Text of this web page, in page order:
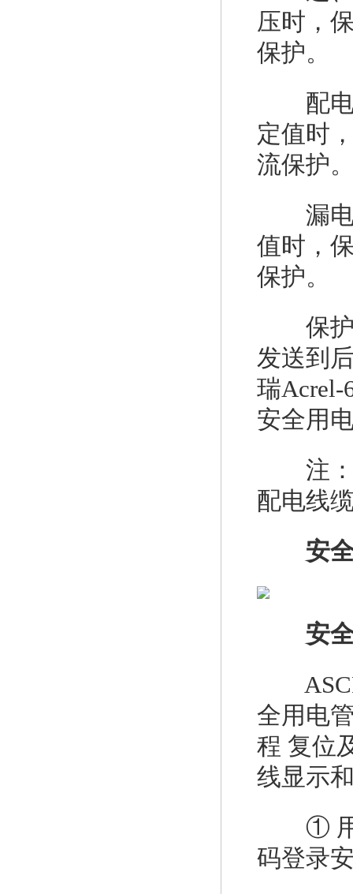
压时，
保护。
配电
定值时
流保护
漏电
值时，
保护。
保护
发送到
瑞Acrel-
安全用
注：
配电线
安
安
ASCP
全用电
程 复位
线显示
① 用户
码登录